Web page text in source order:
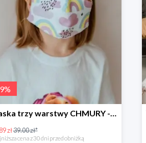
%
Maska trzy warstwy CHMURY -49%
zł39.00 zł*
cena z 30 dni przed obniżką